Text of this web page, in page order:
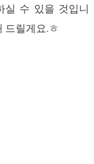
실 수 있을 것입니
드릴게요.ㅎ